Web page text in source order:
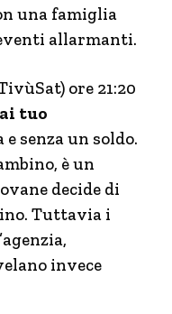
una famiglia
allarmanti.
ore 21:20
tuo
senza un soldo.
è un
decide di
Tuttavia i
invece